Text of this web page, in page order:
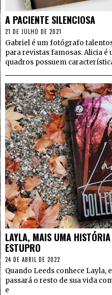
A PACIENTE SILENCIOSA
21 DE JULHO DE 2021
Gabriel é um fotógrafo
para revistas famosas. Alicia
quadros possuem
LAYLA, MAIS UMA
ESTUPRO
24 DE ABRIL DE 2022
Quando Leeds conhece Layla,
passará o resto de sua vida
e